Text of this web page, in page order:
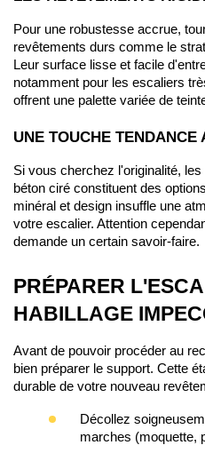
Pour une robustesse accrue,
revêtements durs comme le
Leur surface lisse et facile
notamment pour les escaliers
offrent une palette variée de
UNE TOUCHE TENDANCE
Si vous cherchez l'originalité,
béton ciré constituent des
minéral et design insuffle une
votre escalier. Attention
demande un certain savoir-faire.
PRÉPARER
HABILLAGE
Avant de pouvoir procéder au
bien préparer le support. Cette
durable de votre nouveau
Décollez
marches (moquette,